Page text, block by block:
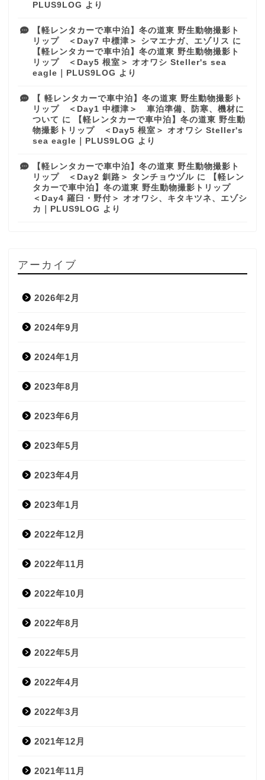
PLUS9LOG より
【軽レンタカーで車中泊】冬の道東 野生動物撮影ト
リップ ＜Day7 中標津＞ シマエナガ、エゾリス に
【軽レンタカーで車中泊】冬の道東 野生動物撮影ト
リップ ＜Day5 根室＞ オオワシ Steller's sea
eagle｜PLUS9LOG より
【 軽レンタカーで車中泊】冬の道東 野生動物撮影ト
リップ ＜Day1 中標津＞ 車泊準備、防寒、機材に
ついて に
【軽レンタカーで車中泊】冬の道東 野生動
物撮影トリップ ＜Day5 根室＞ オオワシ Steller's
sea eagle｜PLUS9LOG より
【軽レンタカーで車中泊】冬の道東 野生動物撮影ト
リップ ＜Day2 釧路＞ タンチョウヅル に
【軽レン
タカーで車中泊】冬の道東 野生動物撮影トリップ
＜Day4 羅臼・野付＞ オオワシ、キタキツネ、エゾシ
カ｜PLUS9LOG より
アーカイブ
2026年2月
2024年9月
2024年1月
2023年8月
2023年6月
2023年5月
2023年4月
2023年1月
2022年12月
2022年11月
2022年10月
2022年8月
2022年5月
2022年4月
2022年3月
2021年12月
2021年11月